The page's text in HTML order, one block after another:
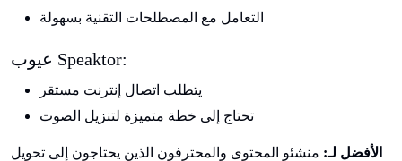
التعامل مع المصطلحات التقنية بسهولة
عيوب Speaktor:
يتطلب اتصال إنترنت مستقر
تحتاج إلى خطة متميزة لتنزيل الصوت
الأفضل لـ: منشئو المحتوى والمحترفون الذين يحتاجون إلى تحويل